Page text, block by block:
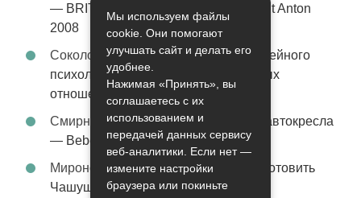
— BRITAX Evolva 1-2-3 (1-2-3) цвет St Anton
2008
Соколова Эльзак записиУслуги семейного
психолога – стабильность в семейных
отношениях
Смирнова Грацияк записи
Детские автокресла
— Bebe Confort Moby цвет Orange
Миронов Никифорк записи
Как приготовить
Чашушули
Мы используем файлы
cookie. Они помогают
улучшать сайт и делать его
удобнее.
Нажимая «Принять», вы
соглашаетесь с их
использованием и
передачей данных сервису
веб-аналитики. Если нет —
измените настройки
браузера или покиньте